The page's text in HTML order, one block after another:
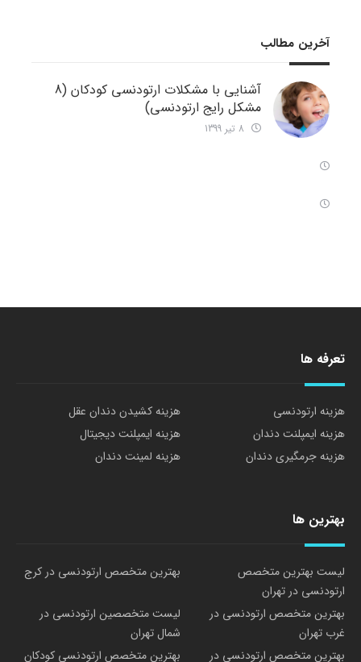
آخرین مطالب
آشنایی با مشکلات ارتودنسی کودکان (8
مشکل رایج ارتودنسی)
تعرفه ها
هزینه ارتودنسی
هزینه کشیدن دندان عقل
هزینه ایمپلنت دندان
هزینه ایمپلنت دیجیتال
هزینه جرمگیری دندان
هزینه لمینت دندان
بهترین ها
لیست بهترین متخصص
ارتودنسی در تهران
بهترین متخصص ارتودنسی در کرج
بهترین متخصص ارتودنسی در
غرب تهران
لیست متخصصین ارتودنسی در
شمال تهران
بهترین متخصص ارتودنسی در
بهترین متخصص ارتودنسی کودکان